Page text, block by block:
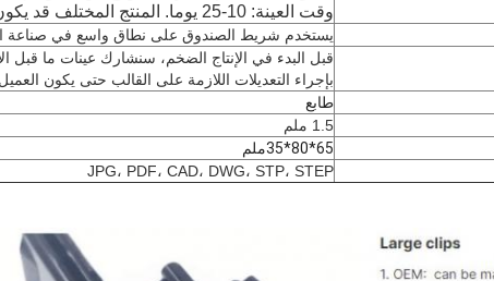
وقت العينة: 10-25 يوما. المنتج المختلف قد يكون وقت قيادة مختلف.
يستخدم شريط الصندوق على نطاق واسع في صناعة
قبل البدء في الإنتاج الضخم، سنشارك عينات ما قبل
بإجراء التعديلات اللازمة على القالب حتى يكون العميل
طابع
1.5 ملم
65*80*35ملم
JPG، PDF، CAD، DWG، STP، STEP